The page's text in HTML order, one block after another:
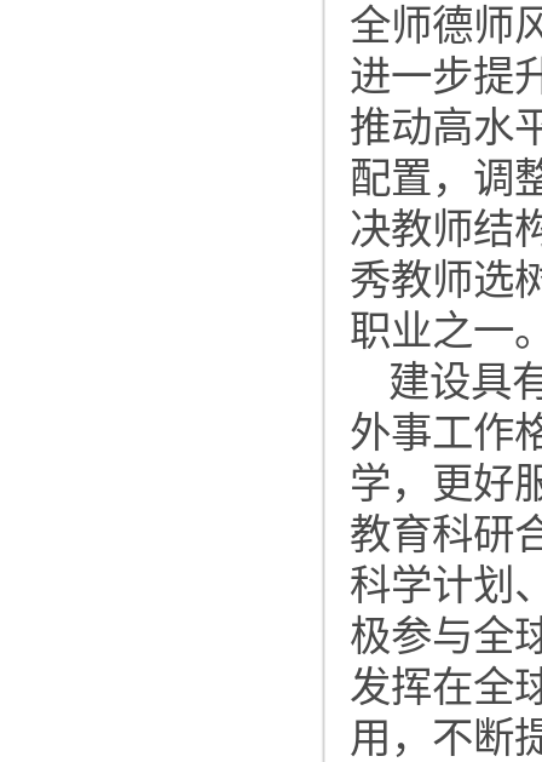
全师德师
进一步提
推动高水
配置，调
决教师结
秀教师选
职业之一
建设具
外事工作
学，更好
教育科研
科学计划
极参与全
发挥在全
用，不断